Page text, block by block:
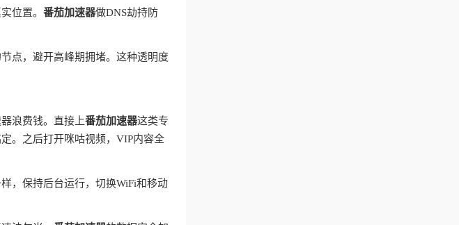
位置。 番茄加速器做DNS劫持防
点，避开高峰期拥堵。这种透明度
浪费钱。直接上番茄加速器这类专
。之后打开咪咕视频，VIP内容全
，保持后台运行，切换WiFi和移动